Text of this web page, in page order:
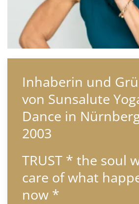
Inhaberin und
von Sunsalute
Dance in
2003
TRUST * the soul
care of what
now *